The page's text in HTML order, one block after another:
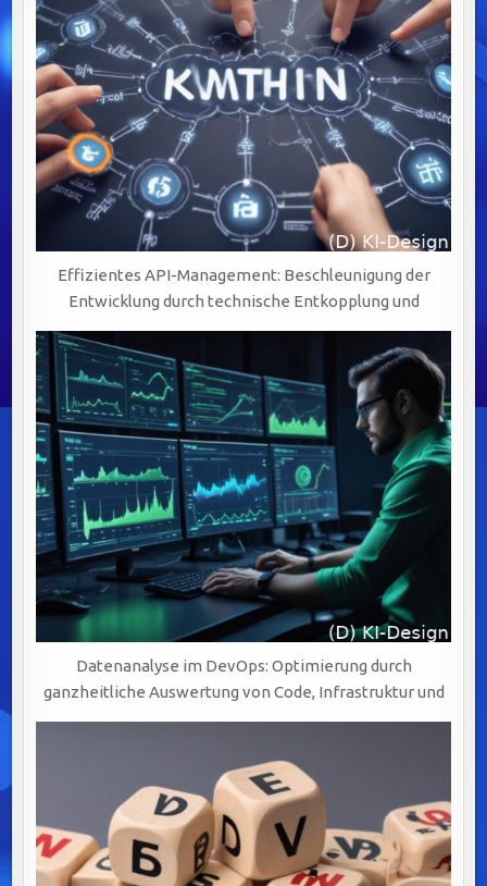
Effizientes API-Management: Beschleunigung der
Entwicklung durch technische Entkopplung und
Datenanalyse im DevOps: Optimierung durch
ganzheitliche Auswertung von Code, Infrastruktur und